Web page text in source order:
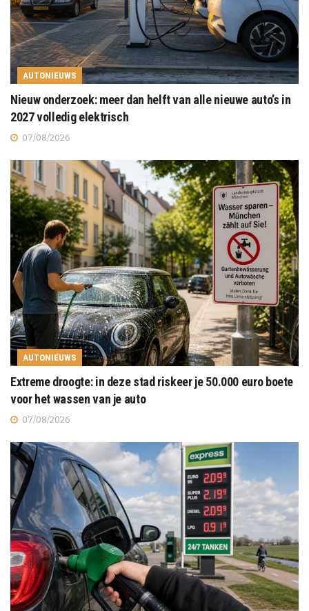
AUTONIEUWS
Nieuw onderzoek: meer dan helft van alle nieuwe auto’s in
2027 volledig elektrisch
07/08/2026
AUTONIEUWS
Extreme droogte: in deze stad riskeer je 50.000 euro boete
voor het wassen van je auto
07/08/2026